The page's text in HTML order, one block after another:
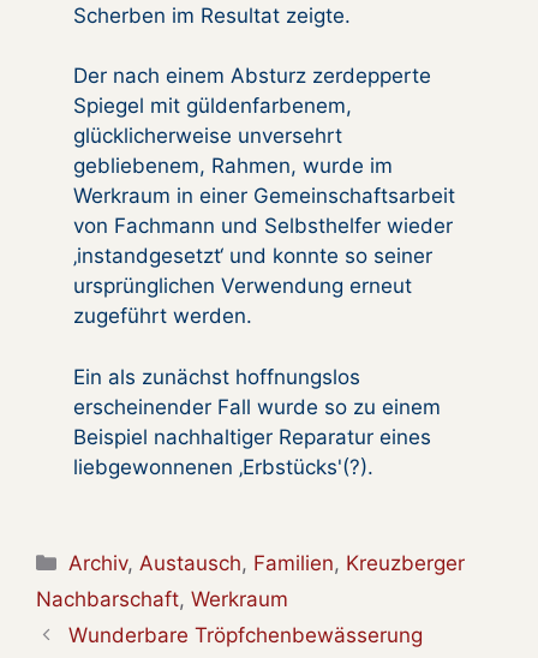
Scherben im Resultat zeigte.
Der nach einem Absturz zerdepperte
Spiegel mit güldenfarbenem,
glücklicherweise unversehrt
gebliebenem, Rahmen, wurde im
Werkraum in einer Gemeinschaftsarbeit
von Fachmann und Selbsthelfer wieder
‚instandgesetzt‘ und konnte so seiner
ursprünglichen Verwendung erneut
zugeführt werden.
Ein als zunächst hoffnungslos
erscheinender Fall wurde so zu einem
Beispiel nachhaltiger Reparatur eines
liebgewonnenen ‚Erbstücks'(?).
Kategorien
Archiv,Austausch, Familien, Kreuzberger
Nachbarschaft, Werkraum
Wunderbare Tröpfchenbewässerung